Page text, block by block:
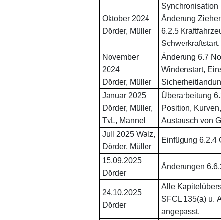
Oktober 2024
Dörder, Müller
Synchronisation
Änderung
6.2.5
Schwerkraftstart.
November
2024
Dörder, Müller
Änderung 6.7
Windenstart,
Januar 2025
Dörder, Müller,
TvL, Mannel
Überarbeitung
Position,
Austausch von
Juli 2025 Walz,
Dörder, Müller
Einfügung 6.2.4
15.09.2025
Dörder
Änderungen
24.10.2025
Dörder
Alle
SFCL 135(a) u.
angepasst.